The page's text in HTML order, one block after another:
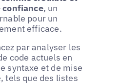
confiance, un
pour un
efficace.
par analyser les
code actuels en
syntaxe et de mise
tels que des listes